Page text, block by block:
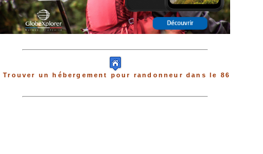
Trouver un hébergement pour randonneur dans le 86